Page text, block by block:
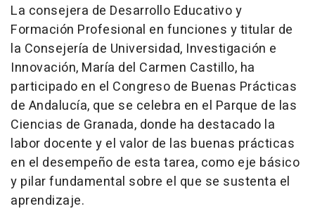
La consejera de Desarrollo Educativo y
Formación Profesional en funciones y titular de
la Consejería de Universidad, Investigación e
Innovación, María del Carmen Castillo, ha
participado en el Congreso de Buenas Prácticas
de Andalucía, que se celebra en el Parque de las
Ciencias de Granada, donde ha destacado la
labor docente y el valor de las buenas prácticas
en el desempeño de esta tarea, como eje básico
y pilar fundamental sobre el que se sustenta el
aprendizaje.